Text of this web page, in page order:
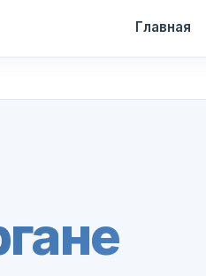
Главная